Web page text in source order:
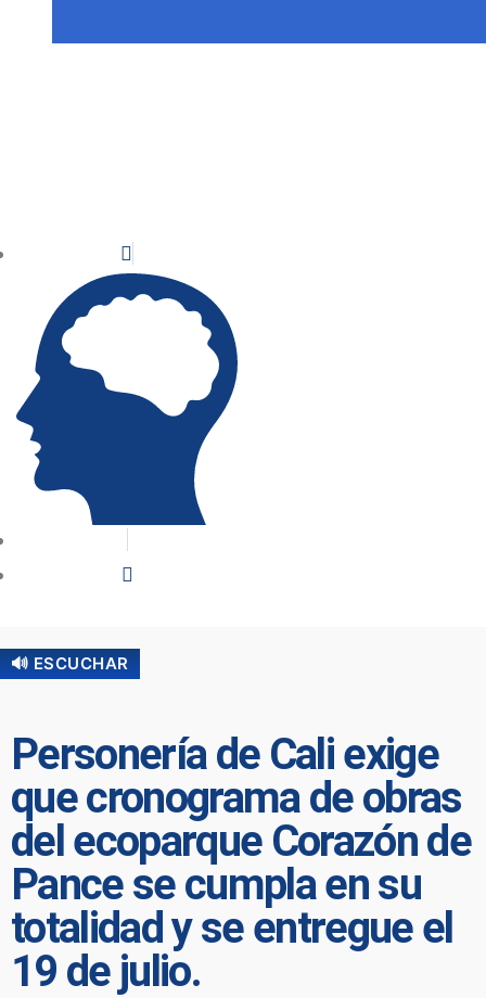
🔊 ESCUCHAR
Personería de Cali exige
que cronograma de obras
del ecoparque Corazón de
Pance se cumpla en su
totalidad y se entregue el
19 de julio.